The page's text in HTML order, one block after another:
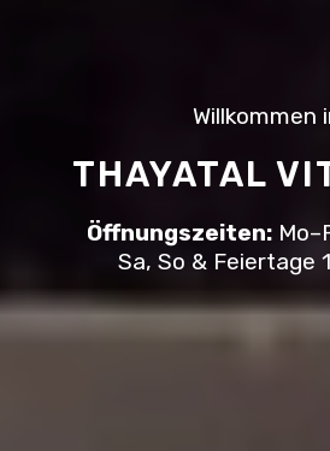
Willkommen
THAYATAL
Öffnungszeiten:
Sa, So & Feiertage